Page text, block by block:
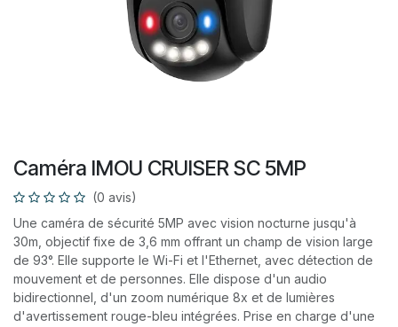
Caméra IMOU CRUISER SC 5MP
(0 avis)
Une caméra de sécurité 5MP avec vision nocturne jusqu'à
30m, objectif fixe de 3,6 mm offrant un champ de vision large
de 93°. Elle supporte le Wi-Fi et l'Ethernet, avec détection de
mouvement et de personnes. Elle dispose d'un audio
bidirectionnel, d'un zoom numérique 8x et de lumières
d'avertissement rouge-bleu intégrées. Prise en charge d'une